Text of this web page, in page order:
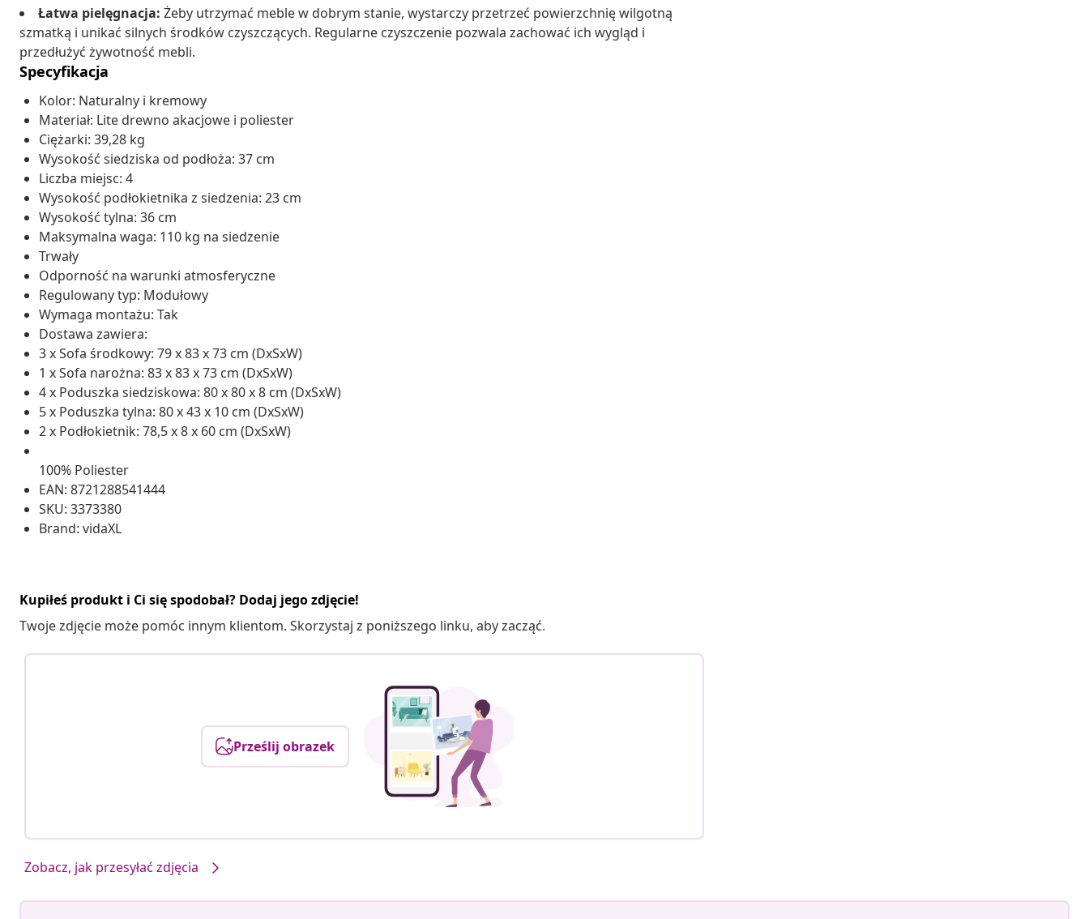
Łatwa pielęgnacja: Żeby utrzymać meble w dobrym stanie, wystarczy przetrzeć powierzchnię wilgotną
szmatką i unikać silnych środków czyszczących. Regularne czyszczenie pozwala zachować ich wygląd i
przedłużyć żywotność mebli.
Specyfikacja
Kolor: Naturalny i kremowy
Materiał: Lite drewno akacjowe i poliester
Ciężarki: 39,28 kg
Wysokość siedziska od podłoża: 37 cm
Liczba miejsc: 4
Wysokość podłokietnika z siedzenia: 23 cm
Wysokość tylna: 36 cm
Maksymalna waga: 110 kg na siedzenie
Trwały
Odporność na warunki atmosferyczne
Regulowany typ: Modułowy
Wymaga montażu: Tak
Dostawa zawiera:
3 x Sofa środkowy: 79 x 83 x 73 cm (DxSxW)
1 x Sofa narożna: 83 x 83 x 73 cm (DxSxW)
4 x Poduszka siedziskowa: 80 x 80 x 8 cm (DxSxW)
5 x Poduszka tylna: 80 x 43 x 10 cm (DxSxW)
2 x Podłokietnik: 78,5 x 8 x 60 cm (DxSxW)
100% Poliester
EAN: 8721288541444
SKU: 3373380
Brand: vidaXL
Kupiłeś produkt i Ci się spodobał? Dodaj jego zdjęcie!
Twoje zdjęcie może pomóc innym klientom. Skorzystaj z poniższego linku, aby zacząć.
Prześlij obrazek
Zobacz, jak przesyłać zdjęcia